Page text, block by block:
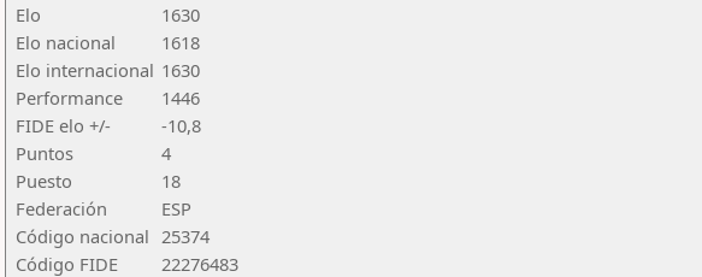
Elo
1630
Elo nacional
1618
Elo internacional 1630
Performance
1446
FIDE elo +/-
-10,8
Puntos
4
Puesto
18
Federación
ESP
Código nacional 25374
Código FIDE
22276483